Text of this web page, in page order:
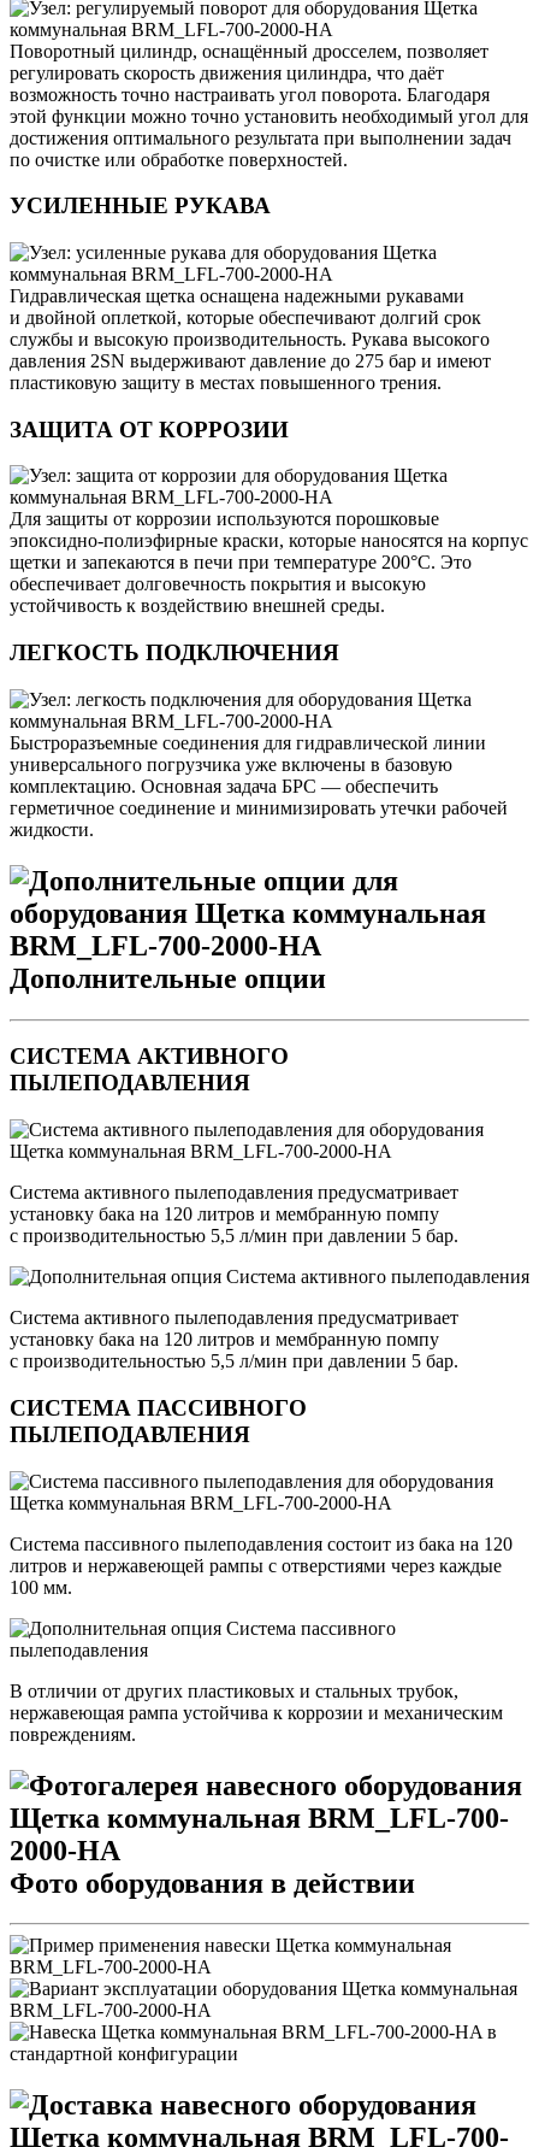
Поворотный цилиндр, оснащённый дросселем, позволяет
регулировать скорость движения цилиндра, что даёт
возможность точно настраивать угол поворота. Благодаря
этой функции можно точно установить необходимый угол для
достижения оптимального результата при выполнении задач
по очистке или обработке поверхностей.
УСИЛЕННЫЕ РУКАВА
Гидравлическая щетка оснащена надежными рукавами
и двойной оплеткой, которые обеспечивают долгий срок
службы и высокую производительность. Рукава высокого
давления 2SN выдерживают давление до 275 бар и имеют
пластиковую защиту в местах повышенного трения.
ЗАЩИТА ОТ КОРРОЗИИ
Для защиты от коррозии используются порошковые
эпоксидно-полиэфирные краски, которые наносятся на корпус
щетки и запекаются в печи при температуре 200°C. Это
обеспечивает долговечность покрытия и высокую
устойчивость к воздействию внешней среды.
ЛЕГКОСТЬ ПОДКЛЮЧЕНИЯ
Быстроразъемные соединения для гидравлической линии
универсального погрузчика уже включены в базовую
комплектацию. Основная задача БРС — обеспечить
герметичное соединение и минимизировать утечки рабочей
жидкости.
Дополнительные опции
СИСТЕМА АКТИВНОГО
ПЫЛЕПОДАВЛЕНИЯ
Система активного пылеподавления предусматривает
установку бака на 120 литров и мембранную помпу
с производительностью 5,5 л/мин при давлении 5 бар.
Система активного пылеподавления предусматривает
установку бака на 120 литров и мембранную помпу
с производительностью 5,5 л/мин при давлении 5 бар.
СИСТЕМА ПАССИВНОГО
ПЫЛЕПОДАВЛЕНИЯ
Система пассивного пылеподавления состоит из бака на 120
литров и нержавеющей рампы с отверстиями через каждые
100 мм.
В отличии от других пластиковых и стальных трубок,
нержавеющая рампа устойчива к коррозии и механическим
повреждениям.
Фото оборудования в действии